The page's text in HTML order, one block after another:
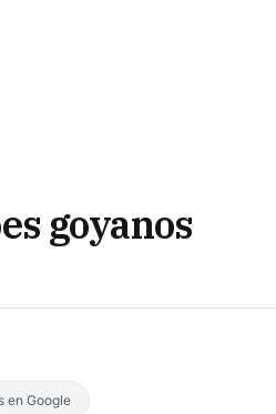
goyanos
en Google